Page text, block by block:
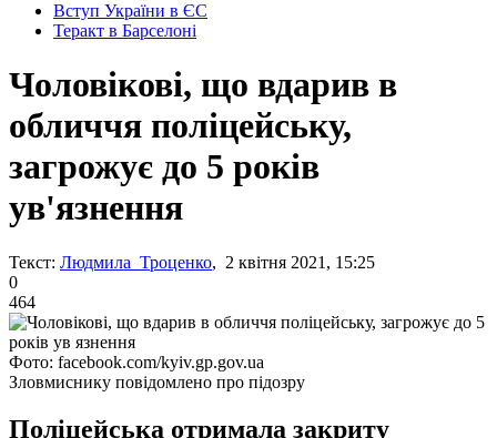
Вступ України в ЄС
Теракт в Барселоні
Чоловікові, що вдарив в
обличчя поліцейську,
загрожує до 5 років
ув'язнення
Текст: Людмила Троценко, 2 квітня 2021, 15:25
0
464
Фото: facebook.com/kyiv.gp.gov.ua
Зловмиснику повідомлено про підозру
Поліцейська отримала закриту